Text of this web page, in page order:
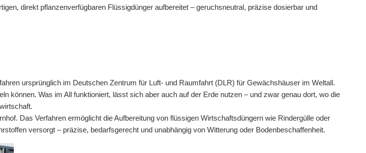
direkt pflanzenverfügbaren Flüssigdünger aufbereitet – geruchsneutral, präzise dosierbar und
ursprünglich im Deutschen Zentrum für Luft- und Raumfahrt (DLR) für Gewächshäuser im Weltall.
können. Was im All funktioniert, lässt sich aber auch auf der Erde nutzen – und zwar genau dort, wo die
Das Verfahren ermöglicht die Aufbereitung von flüssigen Wirtschaftsdüngern wie Rindergülle oder
versorgt – präzise, bedarfsgerecht und unabhängig von Witterung oder Bodenbeschaffenheit.